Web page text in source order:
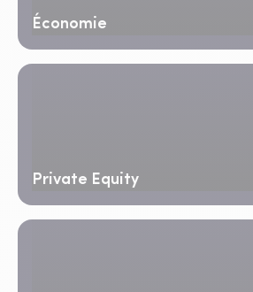
Économie
Private Equity